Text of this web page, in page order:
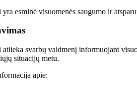
esminė visuomenės saugumo ir
svarbų vaidmenį informuojant
situacijų metu.
apie: